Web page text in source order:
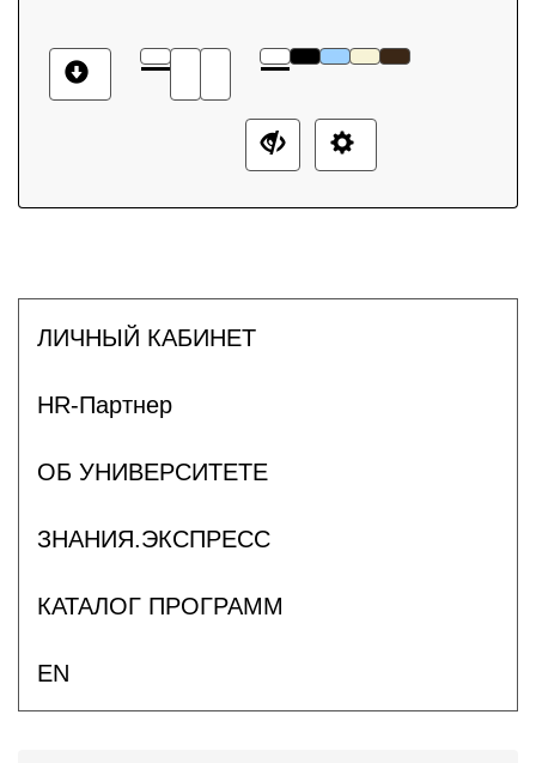
ЛИЧНЫЙ КАБИНЕТ
HR-Партнер
ОБ УНИВЕРСИТЕТЕ
ЗНАНИЯ.ЭКСПРЕСС
КАТАЛОГ ПРОГРАММ
EN